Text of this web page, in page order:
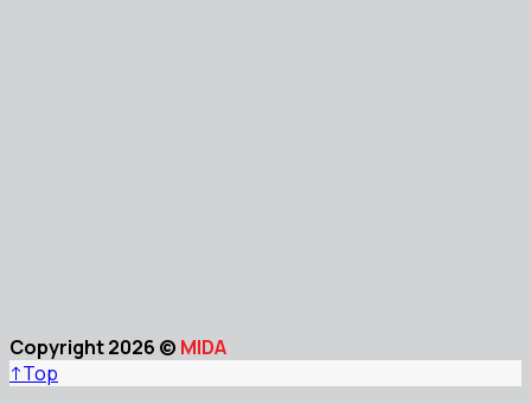
Copyright 2026 © MIDA
↑Top